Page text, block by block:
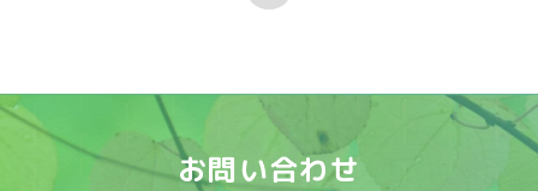
お問い合わせ